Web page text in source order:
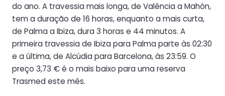
do ano. A travessia mais longa, de Valência a Mahón,
tem a duração de 16 horas, enquanto a mais curta,
de Palma a Ibiza, dura 3 horas e 44 minutos. A
primeira travessia de Ibiza para Palma parte às 02:30
e a última, de Alcúdia para Barcelona, ​​às 23:59. O
preço 3,73 € é o mais baixo para uma reserva
Trasmed este mês.